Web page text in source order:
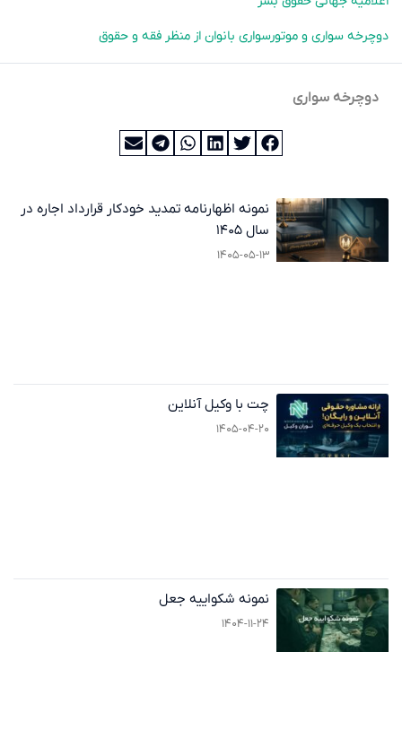
دوچرخه سواری و موتورسواری بانوان از منظر فقه و حقوق
دوچرخه سواری
نمونه اظهارنامه تمدید خودکار قرارداد اجاره در
سال ۱۴۰۵
۱۴۰۵-۰۵-۱۳
چت با وکیل آنلاین
۱۴۰۵-۰۴-۲۰
نمونه شکواییه جعل
۱۴۰۴-۱۱-۲۴